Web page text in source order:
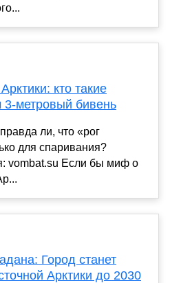
кто такие
метровый бивень
ли, что «рог
для спаривания?
vombat.su Если бы миф о
Город станет
Арктики до 2030